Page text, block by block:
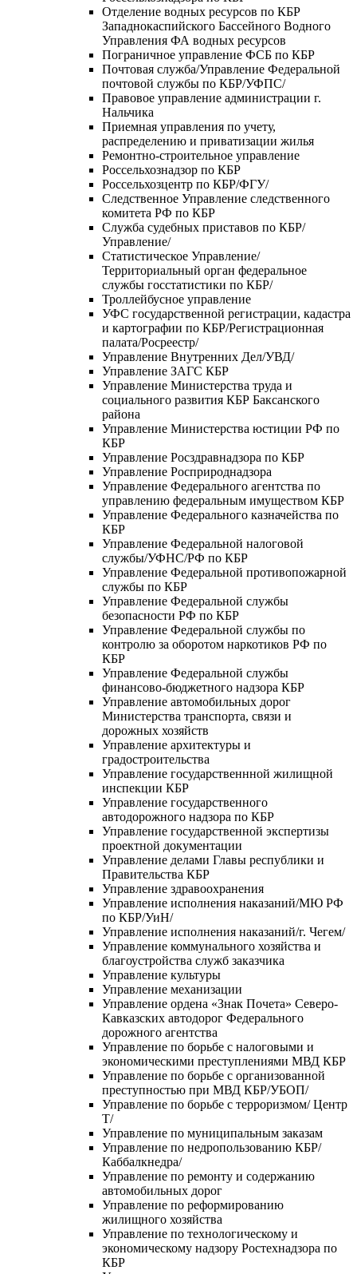
Отделение водных ресурсов по КБР
Западнокаспийского Бассейного Водного
Управления ФА водных ресурсов
Пограничное управление ФСБ по КБР
Почтовая служба/Управление Федеральной
почтовой службы по КБР/УФПС/
Правовое управление администрации г.
Нальчика
Приемная управления по учету,
распределению и приватизации жилья
Ремонтно-строительное управление
Россельхознадзор по КБР
Россельхозцентр по КБР/ФГУ/
Следственное Управление следственного
комитета РФ по КБР
Служба судебных приставов по КБР/
Управление/
Статистическое Управление/
Территориальный орган федеральное
службы госстатистики по КБР/
Троллейбусное управление
УФС государственной регистрации, кадастра
и картографии по КБР/Регистрационная
палата/Росреестр/
Управление Внутренних Дел/УВД/
Управление ЗАГС КБР
Управление Министерства труда и
социального развития КБР Баксанского
района
Управление Министерства юстиции РФ по
КБР
Управление Росздравнадзора по КБР
Управление Росприроднадзора
Управление Федерального агентства по
управлению федеральным имуществом КБР
Управление Федерального казначейства по
КБР
Управление Федеральной налоговой
службы/УФНС/РФ по КБР
Управление Федеральной противопожарной
службы по КБР
Управление Федеральной службы
безопасности РФ по КБР
Управление Федеральной службы по
контролю за оборотом наркотиков РФ по
КБР
Управление Федеральной службы
финансово-бюджетного надзора КБР
Управление автомобильных дорог
Министерства транспорта, связи и
дорожных хозяйств
Управление архитектуры и
градостроительства
Управление государственнной жилищной
инспекции КБР
Управление государственного
автодорожного надзора по КБР
Управление государственной экспертизы
проектной документации
Управление делами Главы республики и
Правительства КБР
Управление здравоохранения
Управление исполнения наказаний/МЮ РФ
по КБР/УиН/
Управление исполнения наказаний/г. Чегем/
Управление коммунального хозяйства и
благоустройства служб заказчика
Управление культуры
Управление механизации
Управление ордена «Знак Почета» Северо-
Кавказских автодорог Федерального
дорожного агентства
Управление по борьбе с налоговыми и
экономическими преступлениями МВД КБР
Управление по борьбе с организованной
преступностью при МВД КБР/УБОП/
Управление по борьбе с терроризмом/ Центр
Т/
Управление по муниципальным заказам
Управление по недропользованию КБР/
Каббалкнедра/
Управление по ремонту и содержанию
автомобильных дорог
Управление по реформированию
жилищного хозяйства
Управление по технологическому и
экономическому надзору Ростехнадзора по
КБР